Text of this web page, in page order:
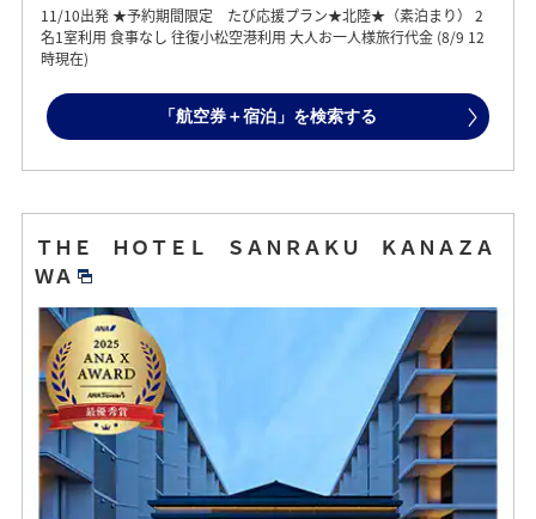
11/10出発 ★予約期間限定 たび応援プラン★北陸★（素泊まり） 2
名1室利用 食事なし 往復小松空港利用 大人お一人様旅行代金 (8/9 12
時現在)
「航空券＋宿泊」を検索する
ＴＨＥ ＨＯＴＥＬ ＳＡＮＲＡＫＵ ＫＡＮＡＺＡ
ＷＡ